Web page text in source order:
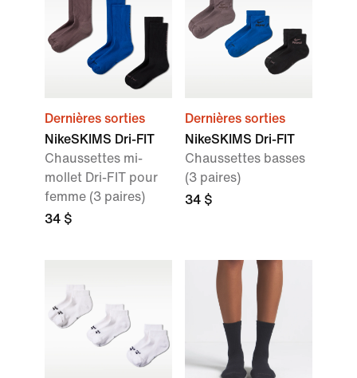
Dernières sorties
NikeSKIMS Dri-FIT
Chaussettes mi-
mollet Dri-FIT pour
femme (3 paires)
34 $
Dernières sorties
NikeSKIMS Dri-FIT
Chaussettes basses
(3 paires)
34 $